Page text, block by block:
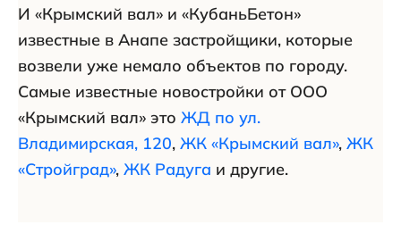
И «Крымский вал» и «КубаньБетон»
известные в Анапе застройщики, которые
возвели уже немало объектов по городу.
Самые известные новостройки от ООО
«Крымский вал» это ЖД по ул.
Владимирская, 120, ЖК «Крымский вал», ЖК
«Стройград», ЖК Радуга и другие.